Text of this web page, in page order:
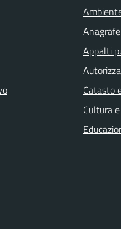
Appalti
Catasto
Cultura